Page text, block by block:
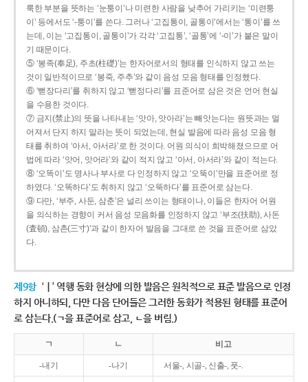
룩한 부분을 뜻하는 ‘눈퉁이’나 미련한 사람을 낮추어 가리키는 ‘미련퉁
이’ 등에서도 ‘-퉁이’를 쓴다. 그러나 ‘고집통이, 골통이’에서는 ‘통이’를 쓰
는데, 이는 ‘고집통이, 골통이’가 각각 ‘고집통’, ‘골통’에 ‘-이’가 붙은 말이
기 때문이다.
⑤ ‘봉족(奉足), 주초(柱礎)’는 한자어로서의 형태를 인식하지 않고 쓰는
것이 일반적이므로 ‘봉죽, 주추’와 같이 음성 모음 형태를 인정했다.
⑥ ‘뻗장다리’를 취하지 않고 ‘뻗정다리’를 표준어로 삼은 것은 언어 현실
을 수용한 것이다.
⑦ 금지(禁止)의 뜻을 나타내는 ‘앗아, 앗아라’는 빼앗는다는 원뜻과는 멀
어져서 단지 하지 말라는 뜻이 되었는데, 현실 발음에 따라 음성 모음 형
태를 취하여 ‘아서, 아서라’로 한 것이다. 어원 의식이 희박해졌으므로 어
법에 따라 ‘앗어, 앗어라’와 같이 적지 않고 ‘아서, 아서라’와 같이 적는다.
⑧ ‘오똑이’도 명사나 부사로 다 인정하지 않고 ‘오뚝이’만을 표준어로 정
하였다. ‘오똑하다’도 취하지 않고 ‘오뚝하다’를 표준어로 삼는다.
⑨ 다만, ‘부주, 사둔, 삼춘’은 널리 쓰이는 형태이나, 이들은 한자어 어원
을 의식하는 경향이 커서 음성 모음화를 인정하지 않고 ‘부조(扶助), 사돈
(査頓), 삼촌(三寸)’과 같이 한자어 발음을 그대로 쓴 것을 표준어로 삼았
다.
제9항 ‘ㅣ’ 역행 동화 현상에 의한 발음은 원칙적으로 표준 발음으로 인정
하지 아니하되, 다만 다음 단어들은 그러한 동화가 적용된 형태를 표준어
로 삼는다.(ㄱ을 표준어로 삼고, ㄴ을 버림.)
ㄱ ㄴ 비고
-내기 -나기 서울-, 시골-, 신출-, 풋-.